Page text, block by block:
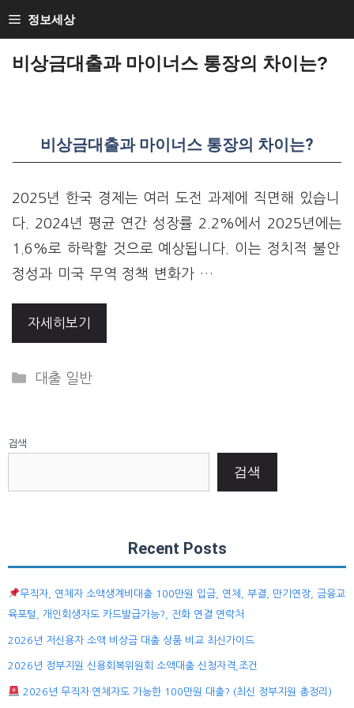
Skip
to
content
정보세상
비상금대출과 마이너스 통장의 차이는?
비상금대출과 마이너스 통장의 차이는?
2025년 한국 경제는 여러 도전 과제에 직면해 있습니
다. 2024년 평균 연간 성장률 2.2%에서 2025년에는
1.6%로 하락할 것으로 예상됩니다. 이는 정치적 불안
정성과 미국 무역 정책 변화가 …
자세히보기
Categories
대출 일반
검색
검색
Recent Posts
무직자, 연체자 소액생계비대출 100만원 입금, 연체, 부결, 만기연장, 금융교
육포털, 개인회생자도 카드발급가능?, 전화 연결 연락처
2026년 저신용자 소액 비상금 대출 상품 비교 최신가이드
2026년 정부지원 신용회복위원회 소액대출 신청자격,조건
2026년 무직자·연체자도 가능한 100만원 대출? (최신 정부지원 총정리)